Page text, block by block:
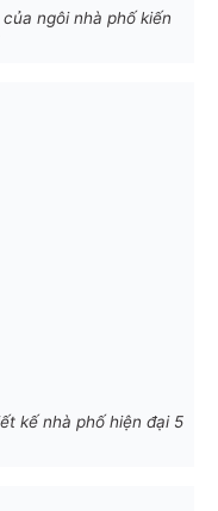
ngôi nhà phố kiến
kế nhà phố hiện đại 5